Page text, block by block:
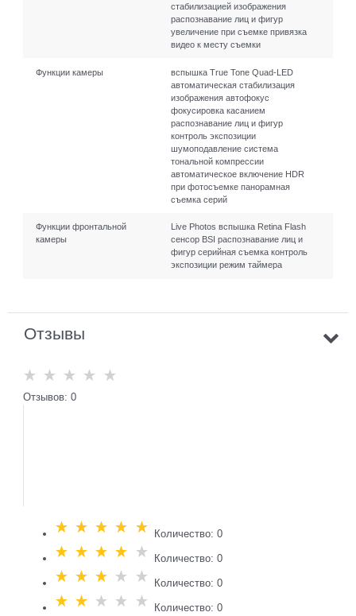
стабилизацией изображения
распознавание лиц и фигур
увеличение при съемке привязка
видео к месту съемки
Функции камеры
вспышка True Tone Quad-LED
автоматическая стабилизация
изображения автофокус
фокусировка касанием
распознавание лиц и фигур
контроль экспозиции
шумоподавление система
тональной компрессии
автоматическое включение HDR
при фотосъемке панорамная
съемка серий
Функции фронтальной
камеры
Live Photos вспышка Retina Flash
сенсор BSI распознавание лиц и
фигур серийная съемка контроль
экспозиции режим таймера
Отзывы
Отзывов: 0
Количество: 0
Количество: 0
Количество: 0
Количество: 0